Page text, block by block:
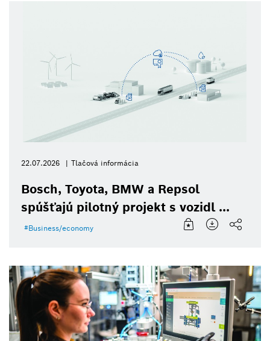
22.07.2026 Tlačová informácia
Bosch, Toyota, BMW a Repsol
spúšťajú pilotný projekt s vozidl ...
Business/economy